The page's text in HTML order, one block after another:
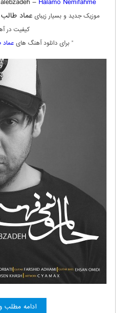
موزیک جدید و بسیار زیبایعماد طالب
کیفیت در
” برای دانلود آهنگ هایعماد
ادامه مطلب